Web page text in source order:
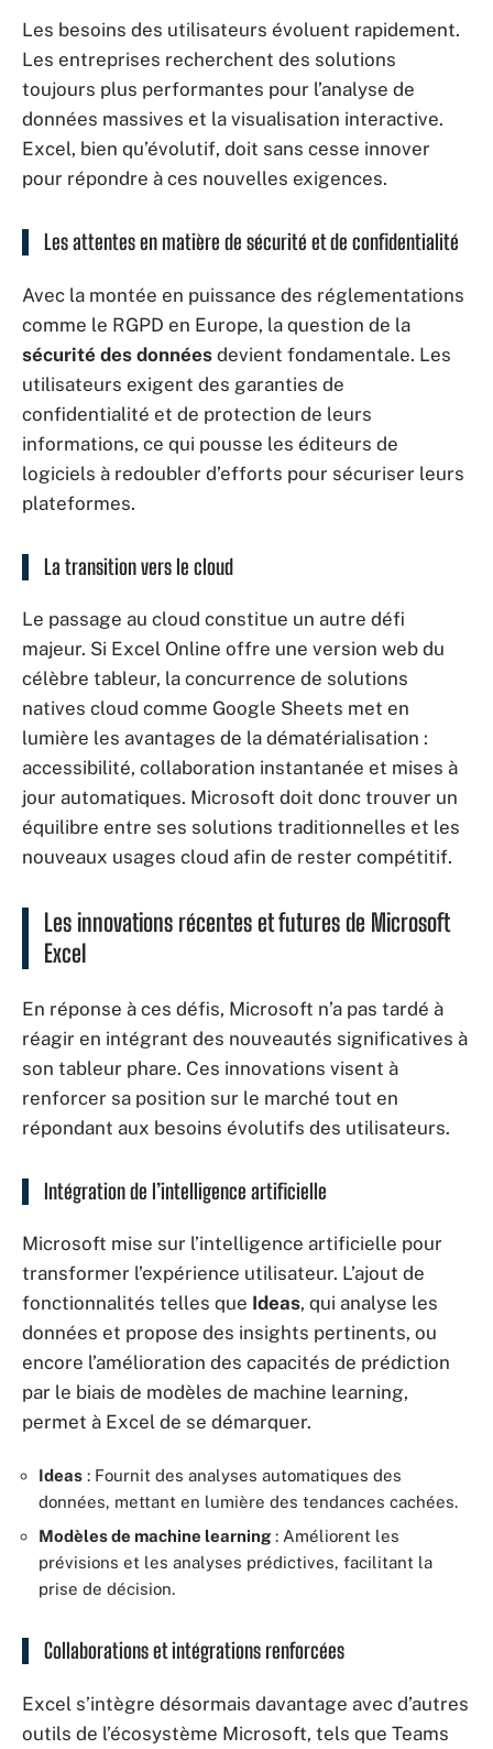
Les besoins des utilisateurs évoluent rapidement.
Les entreprises recherchent des solutions
toujours plus performantes pour l’analyse de
données massives et la visualisation interactive.
Excel, bien qu’évolutif, doit sans cesse innover
pour répondre à ces nouvelles exigences.
Les attentes en matière de sécurité et de confidentialité
Avec la montée en puissance des réglementations
comme le RGPD en Europe, la question de la
sécurité des données devient fondamentale. Les
utilisateurs exigent des garanties de
confidentialité et de protection de leurs
informations, ce qui pousse les éditeurs de
logiciels à redoubler d’efforts pour sécuriser leurs
plateformes.
La transition vers le cloud
Le passage au cloud constitue un autre défi
majeur. Si Excel Online offre une version web du
célèbre tableur, la concurrence de solutions
natives cloud comme Google Sheets met en
lumière les avantages de la dématérialisation :
accessibilité, collaboration instantanée et mises à
jour automatiques. Microsoft doit donc trouver un
équilibre entre ses solutions traditionnelles et les
nouveaux usages cloud afin de rester compétitif.
Les innovations récentes et futures de Microsoft
Excel
En réponse à ces défis, Microsoft n’a pas tardé à
réagir en intégrant des nouveautés significatives à
son tableur phare. Ces innovations visent à
renforcer sa position sur le marché tout en
répondant aux besoins évolutifs des utilisateurs.
Intégration de l’intelligence artificielle
Microsoft mise sur l’intelligence artificielle pour
transformer l’expérience utilisateur. L’ajout de
fonctionnalités telles que Ideas, qui analyse les
données et propose des insights pertinents, ou
encore l’amélioration des capacités de prédiction
par le biais de modèles de machine learning,
permet à Excel de se démarquer.
Ideas : Fournit des analyses automatiques des
données, mettant en lumière des tendances cachées.
Modèles de machine learning : Améliorent les
prévisions et les analyses prédictives, facilitant la
prise de décision.
Collaborations et intégrations renforcées
Excel s’intègre désormais davantage avec d’autres
outils de l’écosystème Microsoft, tels que Teams